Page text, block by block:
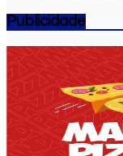
Publicidade